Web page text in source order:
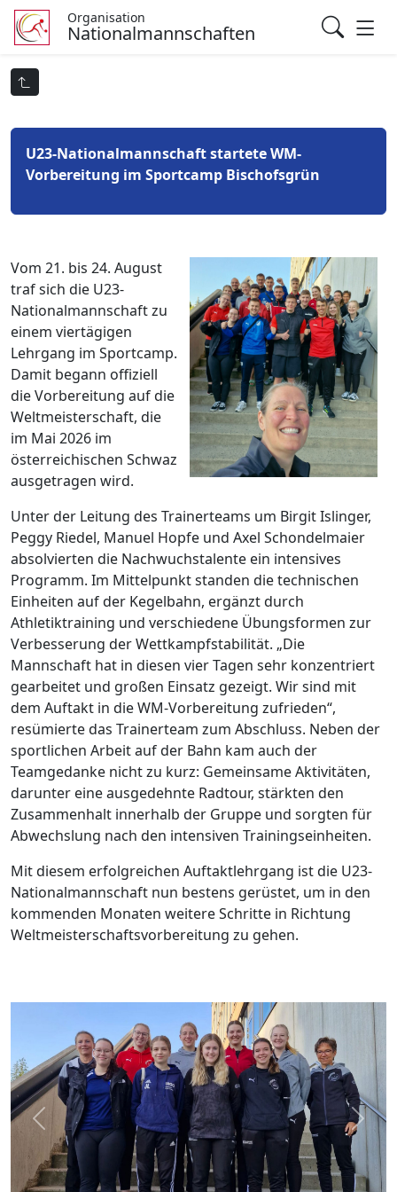
Organisation
Nationalmannschaften
U23-Nationalmannschaft startete WM-
Vorbereitung im Sportcamp Bischofsgrün
Vom 21. bis 24. August
traf sich die U23-
Nationalmannschaft zu
einem viertägigen
Lehrgang im Sportcamp.
Damit begann offiziell
die Vorbereitung auf die
Weltmeisterschaft, die
im Mai 2026 im
österreichischen Schwaz
ausgetragen wird.
Unter der Leitung des Trainerteams um Birgit Islinger,
Peggy Riedel, Manuel Hopfe und Axel Schondelmaier
absolvierten die Nachwuchstalente ein intensives
Programm. Im Mittelpunkt standen die technischen
Einheiten auf der Kegelbahn, ergänzt durch
Athletiktraining und verschiedene Übungsformen zur
Verbesserung der Wettkampfstabilität. „Die
Mannschaft hat in diesen vier Tagen sehr konzentriert
gearbeitet und großen Einsatz gezeigt. Wir sind mit
dem Auftakt in die WM-Vorbereitung zufrieden“,
resümierte das Trainerteam zum Abschluss. Neben der
sportlichen Arbeit auf der Bahn kam auch der
Teamgedanke nicht zu kurz: Gemeinsame Aktivitäten,
darunter eine ausgedehnte Radtour, stärkten den
Zusammenhalt innerhalb der Gruppe und sorgten für
Abwechslung nach den intensiven Trainingseinheiten.
Mit diesem erfolgreichen Auftaktlehrgang ist die U23-
Nationalmannschaft nun bestens gerüstet, um in den
kommenden Monaten weitere Schritte in Richtung
Weltmeisterschaftsvorbereitung zu gehen.
Previous Next